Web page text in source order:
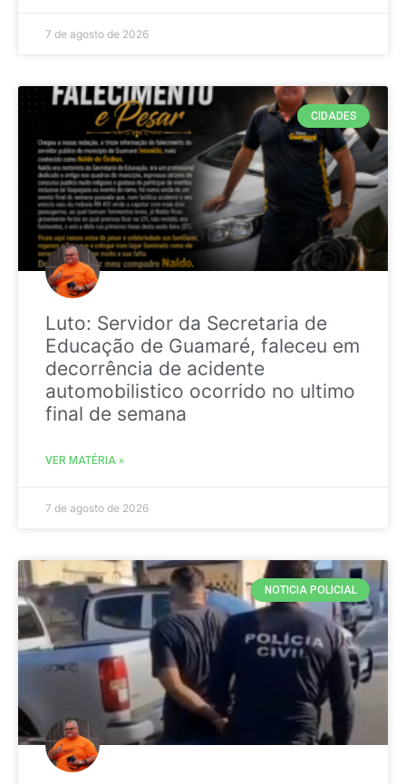
7 de agosto de 2026
CIDADES
Luto: Servidor da Secretaria de
Educação de Guamaré, faleceu em
decorrência de acidente
automobilistico ocorrido no ultimo
final de semana
VER MATÉRIA »
7 de agosto de 2026
NOTICIA POLICIAL